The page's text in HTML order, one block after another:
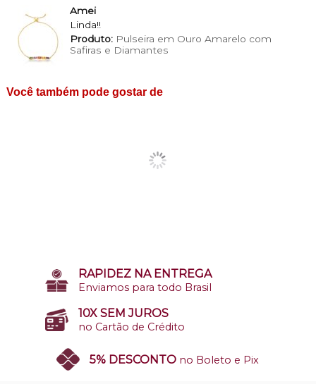
Amei
Linda!!
Produto:Pulseira em Ouro Amarelo com
Safiras e Diamantes
Você também pode gostar de
RAPIDEZ NA ENTREGA
Enviamos para todo Brasil
10X SEM JUROS
no Cartão de Crédito
5% DESCONTO no Boleto e Pix